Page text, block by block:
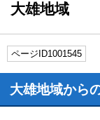
大雄地域
ページID1001545
大雄地域から